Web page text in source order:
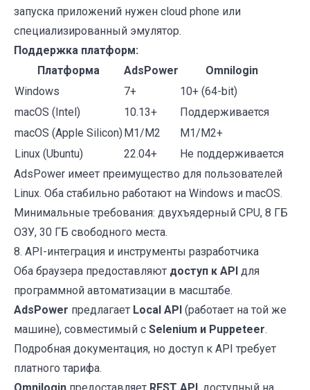
запуска приложений нужен cloud phone или
специализированный эмулятор.
Поддержка платформ:
Платформа
AdsPower
Omnilogin
Windows
7+
10+ (64-bit)
macOS (Intel)
10.13+
Поддерживается
macOS (Apple Silicon) M1/M2
M1/M2+
Linux (Ubuntu)
22.04+
Не поддерживается
AdsPower имеет преимущество для пользователей
Linux. Оба стабильно работают на Windows и macOS.
Минимальные требования: двухъядерный CPU, 8 ГБ
ОЗУ, 30 ГБ свободного места.
8. API-интеграция и инструменты разработчика
Оба браузера предоставляют доступ к API для
программной автоматизации в масштабе.
AdsPower предлагает Local API (работает на той же
машине), совместимый с Selenium и Puppeteer.
Подробная документация, но доступ к API требует
платного тарифа.